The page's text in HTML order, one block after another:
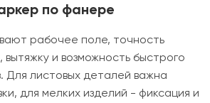
по фанере
рабочее поле, точность
вытяжку и возможность быстрого
Для листовых деталей важна
для мелких изделий - фиксация и